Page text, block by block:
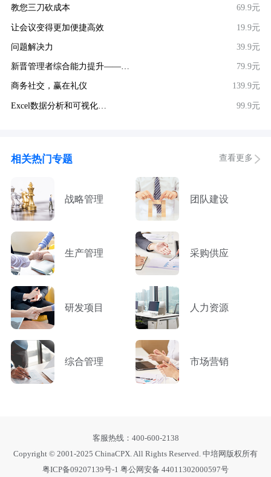
教您三刀砍成本 69.9元
让会议变得更加便捷高效 19.9元
问题解决力 39.9元
新晋管理者综合能力提升——… 79.9元
商务社交，赢在礼仪 139.9元
Excel数据分析和可视化… 99.9元
相关热门专题 查看更多
战略管理 团队建设
生产管理 采购供应
研发项目 人力资源
综合管理 市场营销
客服热线：400-600-2138
Copyright © 2001-2025 ChinaCPX. All Rights Reserved. 中培网版权所有
粤ICP备09207139号-1 粤公网安备 44011302000597号